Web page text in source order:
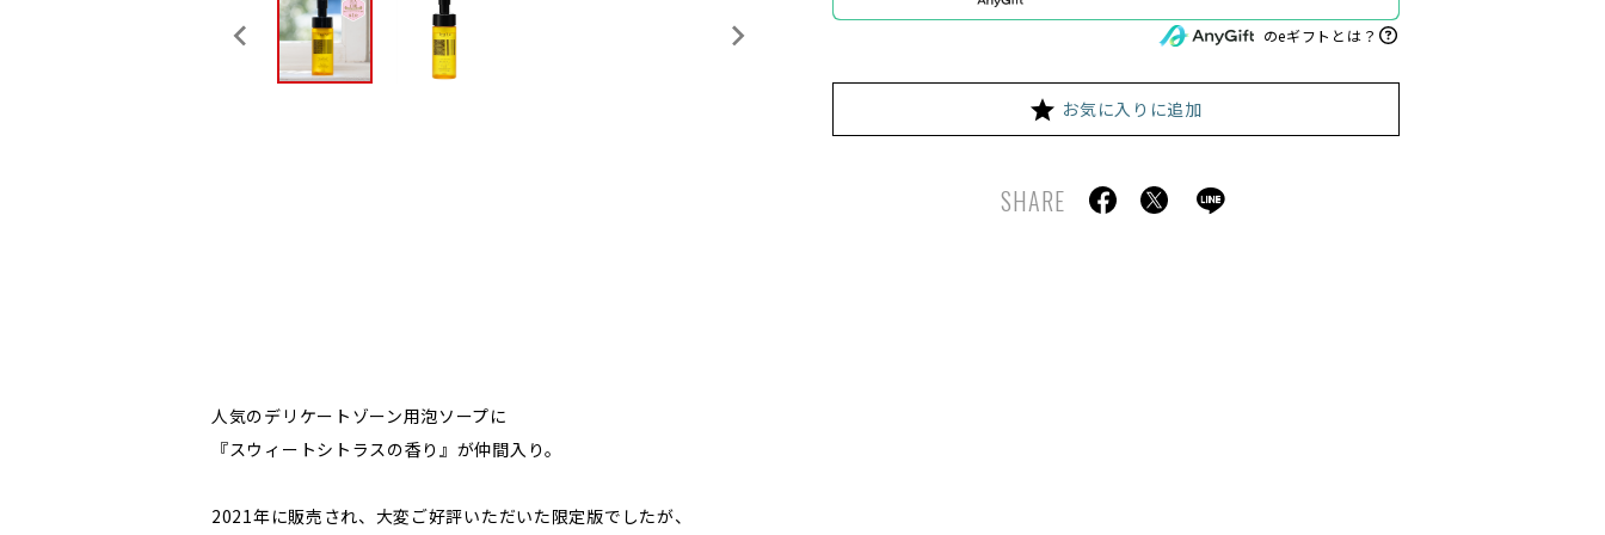
のeギフトとは？
お気に入りに追加
SHARE
人気のデリケートゾーン用泡ソープに
『スウィートシトラスの香り』が仲間入り。
2021年に販売され、大変ご好評いただいた限定版でしたが、